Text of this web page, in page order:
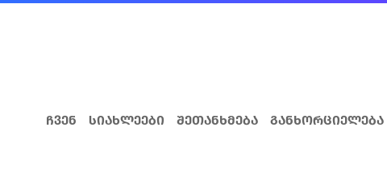
ჩვენ სიახლეები შეთანხმება განხორციელება